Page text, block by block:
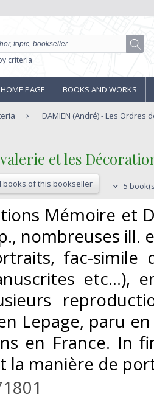
criteria
HOME PAGE BOOKS AND WORKS
DAMIEN (André) - Les Ordres
et les
books of this bookseller 5
Mémoire et
nombreuses ill.
fac-simile
etc...),
Lepage, paru
en France. In
la manière de